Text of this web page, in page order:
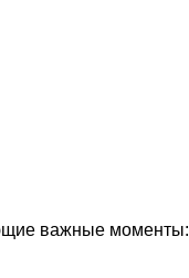
важные моменты: